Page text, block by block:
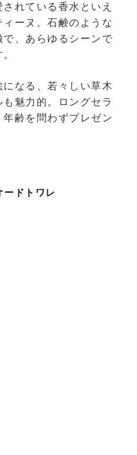
れている香水といえ
ーヌ。石鹸のような
、あらゆるシーンで
なる、若々しい草木
魅力的。ロングセラ
齢を問わずプレゼン
ドトワレ